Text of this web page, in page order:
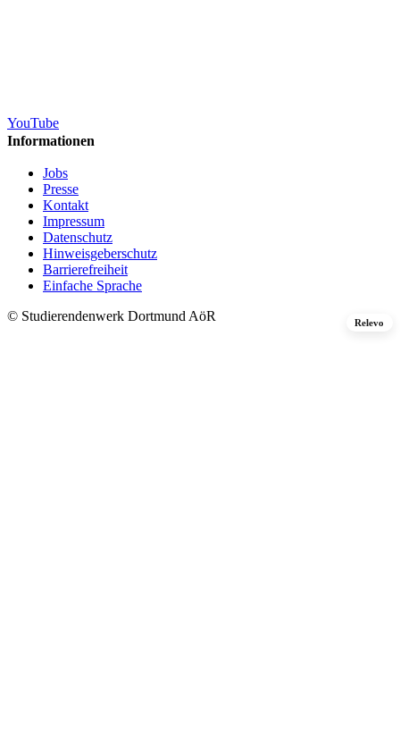
Relevo
YouTube
Informationen
Jobs
Presse
Kontakt
Impressum
Datenschutz
Hinweisgeberschutz
Barrierefreiheit
Einfache Sprache
© Studierendenwerk Dortmund AöR